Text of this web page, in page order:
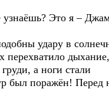
Это я –
удару в
перехватило дыхание,
а ноги стали
был поражён! Перед